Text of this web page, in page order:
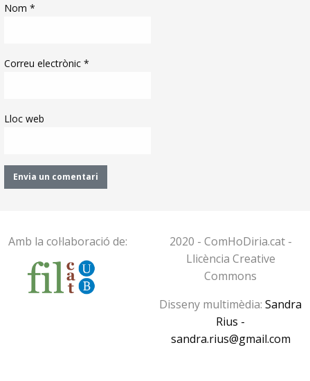
Nom *
Correu electrònic *
Lloc web
Amb la col·laboració de:
2020 - ComHoDiria.cat -
Llicència Creative
Commons
Disseny multimèdia: Sandra
Rius -
sandra.rius@gmail.com